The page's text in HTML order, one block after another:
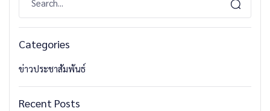
Categories
ข่าวประชาสัมพันธ์
Recent Posts